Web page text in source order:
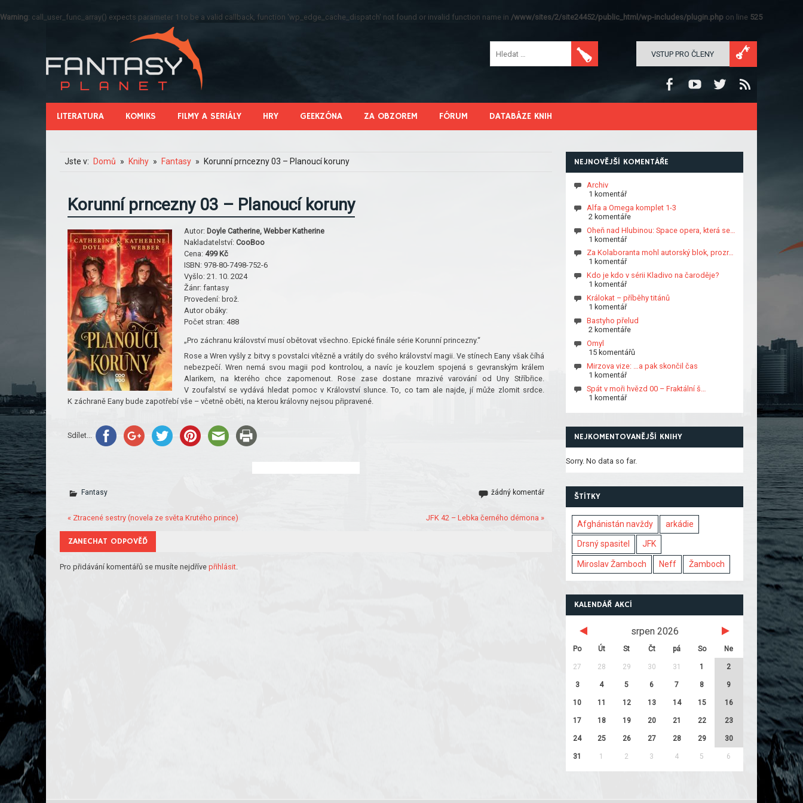
Warning: call_user_func_array() expects parameter 1 to be a valid callback, function 'wp_edge_cache_dispatch' not found or invalid function name in /www/sites/2/site24452/public_html/wp-includes/plugin.php on line 525
VSTUP PRO ČLENY
LITERATURA KOMIKS FILMY A SERIÁLY HRY GEEKZÓNA ZA OBZOREM FÓRUM DATABÁZE KNIH
Jste v: Domů Knihy Fantasy Korunní prncezny 03 – Planoucí koruny
Korunní prncezny 03 – Planoucí koruny
Autor: Doyle Catherine, Webber Katherine
Nakladatelství: CooBoo
Cena: 499 Kč
ISBN: 978-80-7498-752-6
Vyšlo: 21. 10. 2024
Žánr: fantasy
Provedení: brož.
Autor obáky:
Počet stran: 488
„Pro záchranu království musí obětovat všechno. Epické finále série Korunní princezny.“
Rose a Wren vyšly z bitvy s povstalci vítězně a vrátily do svého království magii. Ve stínech Eany však číhá
nebezpečí. Wren nemá svou magii pod kontrolou, a navíc je kouzlem spojená s gevranským králem
Alarikem, na kterého chce zapomenout. Rose zase dostane mrazivé varování od Uny Stříbřice.
V zoufalství se vydává hledat pomoc v Království slunce. To, co tam ale najde, jí může zlomit srdce.
K záchraně Eany bude zapotřebí vše – včetně oběti, na kterou královny nejsou připravené.
Sdílet...
Fantasy žádný komentář
« Ztracené sestry (novela ze světa Krutého prince) JFK 42 – Lebka černého démona »
ZANECHAT ODPOVĚĎ
Pro přidávání komentářů se musíte nejdřívepřihlásit
NEJNOVĚJŠÍ KOMENTÁŘE
Archiv
1 komentář
Alfa a Omega komplet 1-3
2 komentáře
Oheň nad Hlubinou: Space opera, která se…
1 komentář
Za Kolaboranta mohl autorský blok, prozr…
1 komentář
Kdo je kdo v sérii Kladivo na čaroděje?
1 komentář
Králokat – příběhy titánů
1 komentář
Bastyho přelud
2 komentáře
Omyl
15 komentářů
Mirzova vize: …a pak skončil čas
1 komentář
Spát v moři hvězd 00 – Fraktální š…
1 komentář
NEJKOMENTOVANĚJŠÍ KNIHY
Sorry. No data so far.
ŠTÍTKY
Afghánistán navždy arkádie
Drsný spasitel JFK
Miroslav Žamboch Neff Žamboch
KALENDÁŘ AKCÍ
srpen 2026
Po Út St Čt pá So Ne
27 28 29 30 31 1 2
3 4 5 6 7 8 9
10 11 12 13 14 15 16
17 18 19 20 21 22 23
24 25 26 27 28 29 30
31 1 2 3 4 5 6